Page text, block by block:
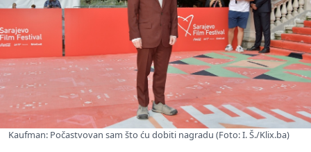
Kaufman: Počastvovan sam što ću dobiti nagradu (Foto: I. Š./Klix.ba)